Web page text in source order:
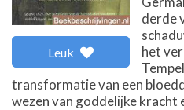
Leuk
derde
het
transformatie van een
wezen van goddelijke kracht